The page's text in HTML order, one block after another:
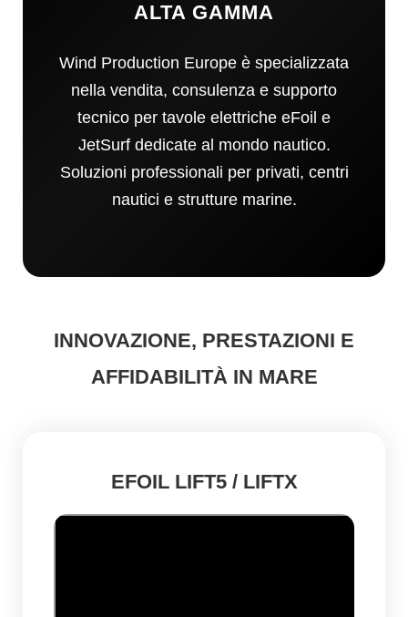
ALTA GAMMA
Wind Production Europe è specializzata
nella vendita, consulenza e supporto
tecnico per tavole elettriche eFoil e
JetSurf dedicate al mondo nautico.
Soluzioni professionali per privati, centri
nautici e strutture marine.
INNOVAZIONE, PRESTAZIONI E
AFFIDABILITÀ IN MARE
EFOIL LIFT5 / LIFTX